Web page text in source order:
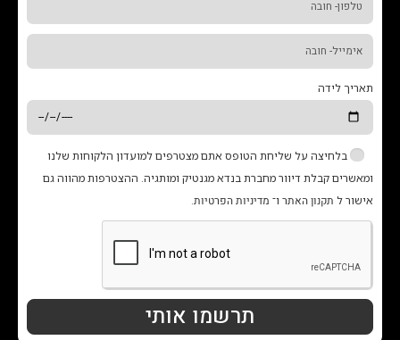
תאריך לידה
בלחיצה על שליחת הטופס אתם מצטרפים למועדון הלקוחות שלנו
ומאשרים קבלת דיוור מחברת בנדא מגנטיק ומותגיה. ההצטרפות מהווה גם
אישור ל תקנון האתר ו־ מדיניות הפרטיות.
תרשמו אותי